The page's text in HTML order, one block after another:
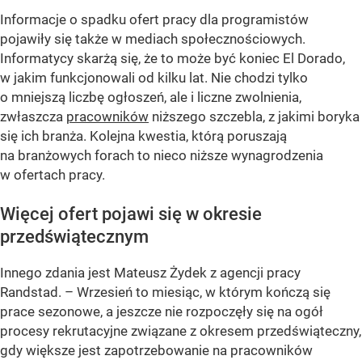
Informacje o spadku ofert pracy dla programistów
pojawiły się także w mediach społecznościowych.
Informatycy skarżą się, że to może być koniec El Dorado,
w jakim funkcjonowali od kilku lat. Nie chodzi tylko
o mniejszą liczbę ogłoszeń, ale i liczne zwolnienia,
zwłaszcza pracowników niższego szczebla, z jakimi boryka
się ich branża. Kolejna kwestia, którą poruszają
na branżowych forach to nieco niższe wynagrodzenia
w ofertach pracy.
Więcej ofert pojawi się w okresie
przedświątecznym
Innego zdania jest Mateusz Żydek z agencji pracy
Randstad. – Wrzesień to miesiąc, w którym kończą się
prace sezonowe, a jeszcze nie rozpoczęły się na ogół
procesy rekrutacyjne związane z okresem przedświąteczny,
gdy większe jest zapotrzebowanie na pracowników